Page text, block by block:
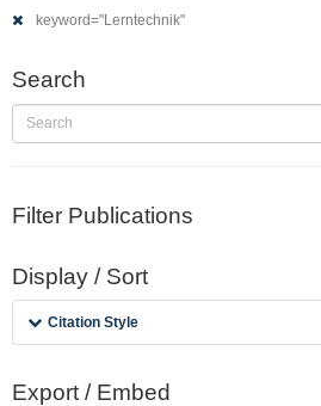
keyword="Lerntechnik"
Search
Filter Publications
Display / Sort
Citation Style
Export / Embed